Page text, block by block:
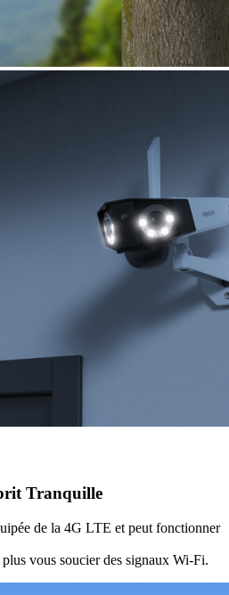
Tranquille
de la 4G LTE et peut fonctionner
vous soucier des signaux Wi-Fi.